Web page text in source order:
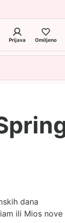
Prijava Omiljeno
dana
ili Mios nove